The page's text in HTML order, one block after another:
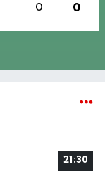
0 0
21:30